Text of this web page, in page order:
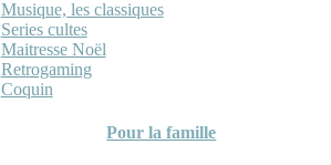
Musique, les classiques
Series cultes
Maitresse Noël
Retrogaming
Coquin
Pour la famille